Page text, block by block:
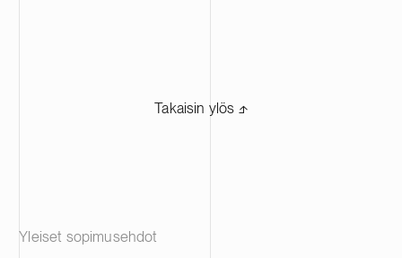
Takaisin ylös ⬏
Yleiset sopimusehdot